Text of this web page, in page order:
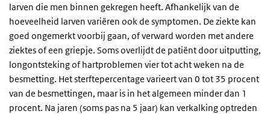
larven die men binnen gekregen heeft. Afhankelijk van de
hoeveelheid larven variëren ook de symptomen. De ziekte kan
goed ongemerkt voorbij gaan, of verward worden met andere
ziektes of een griepje. Soms overlijdt de patiënt door uitputting,
longontsteking of hartproblemen vier tot acht weken na de
besmetting. Het sterftepercentage varieert van 0 tot 35 procent
van de besmettingen, maar is in het algemeen minder dan 1
procent. Na jaren (soms pas na 5 jaar) kan verkalking optreden